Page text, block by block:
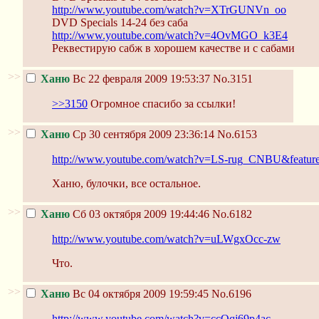
http://www.youtube.com/watch?v=XTrGUNVn_oo
DVD Specials 14-24 без саба
http://www.youtube.com/watch?v=4OvMGO_k3E4
Реквестирую сабж в хорошем качестве и с сабами
>> Ханю Вс 22 февраля 2009 19:53:37 No.3151
>>3150 Огромное спасибо за ссылки!
>> Ханю Ср 30 сентября 2009 23:36:14 No.6153
http://www.youtube.com/watch?v=LS-
Ханю, булочки, все остальное.
>> Ханю Сб 03 октября 2009 19:44:46 No.6182
http://www.youtube.com/watch?v=uLWgxOcc-zw
Что.
>> Ханю Вс 04 октября 2009 19:59:45 No.6196